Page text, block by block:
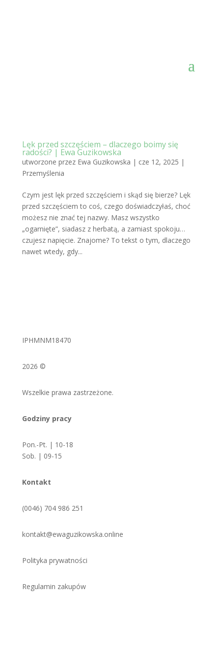
Lęk przed szczęściem – dlaczego boimy się
radości? | Ewa Guzikowska
utworzone przez Ewa Guzikowska | cze 12, 2025 |
Przemyślenia
Czym jest lęk przed szczęściem i skąd się bierze? Lęk
przed szczęściem to coś, czego doświadczyłaś, choć
możesz nie znać tej nazwy. Masz wszystko
„ogarnięte”, siadasz z herbatą, a zamiast spokoju…
czujesz napięcie. Znajome? To tekst o tym, dlaczego
nawet wtedy, gdy...
IPHMNM18470
2026 ©
Wszelkie prawa zastrzeżone.
Godziny pracy
Pon.-Pt. | 10-18
Sob. | 09-15
Kontakt
(0046) 704 986 251
kontakt@ewaguzikowska.online
Polityka prywatności
Regulamin zakupów